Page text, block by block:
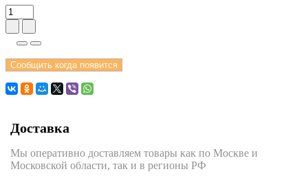
Сообщить когда появится
Доставка
Мы оперативно доставляем товары как по Москве и
Московской области, так и в регионы РФ